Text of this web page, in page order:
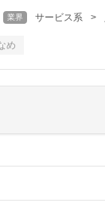
業界 サービス系 >
め